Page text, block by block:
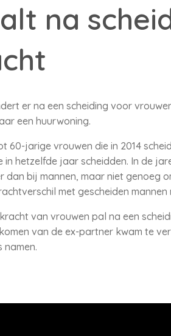
na
er na een scheiding voor
een huurwoning.
60-jarige vrouwen die in 2014
in hetzelfde jaar scheidden. In de
dan bij mannen, maar niet genoeg
met gescheiden mannen
van vrouwen pal na een
van de ex-partner kwam te
namen.